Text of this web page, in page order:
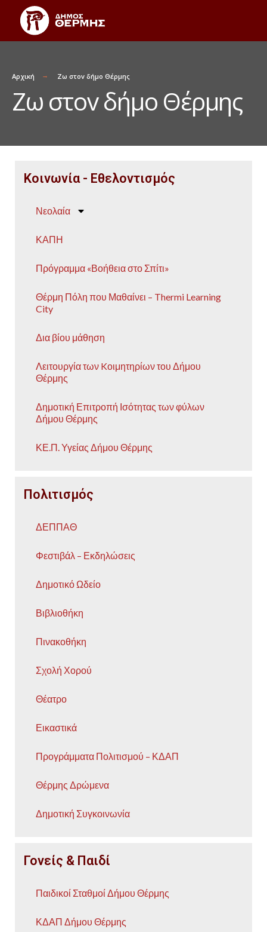
Αρχική Ζω στοv δήμο Θέρμης​
Ζω στοv δήμο Θέρμης​
Kοινωνία - Εθελοντισμός
Νεολαία
ΚΑΠΗ
Πρόγραμμα «Βοήθεια στο Σπίτι»
Θέρμη Πόλη που Μαθαίνει – Thermi Learning
City
Δια βίου μάθηση
Λειτουργία των Kοιμητηρίων του Δήμου
Θέρμης
Δημοτική Επιτροπή Ισότητας των φύλων
Δήμου Θέρμης
ΚΕ.Π. Υγείας Δήμου Θέρμης
Πολιτισμός
ΔΕΠΠΑΘ
Φεστιβάλ – Εκδηλώσεις
Δημοτικό Ωδείο
Βιβλιοθήκη
Πινακοθήκη
Σχολή Χορού
Θέατρο
Εικαστικά
Προγράμματα Πολιτισμού – ΚΔΑΠ
Θέρμης Δρώμενα
Δημοτική Συγκοινωνία
Γονείς & Παιδί
Παιδικοί Σταθμοί Δήμου Θέρμης
ΚΔΑΠ Δήμου Θέρμης